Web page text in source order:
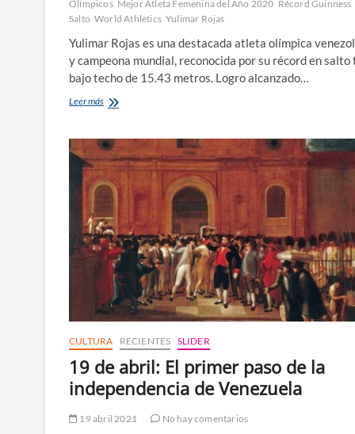
Olímpicos Mejor Atleta Femenina del Año 2020 Récord Guinness
Salto​ World Athletics Yulimar Rojas
Yulimar Rojas es una destacada atleta olímpica
y campeona mundial, reconocida por su récord en
bajo techo de 15.43 metros. Logro alcanzado…
Leer másYulimar
olímpico
venezolano
CULTURA RECIENTES SLIDER
19 de abril: El primer paso de la
independencia de Venezuela
19 abril 2021
No hay comentarios